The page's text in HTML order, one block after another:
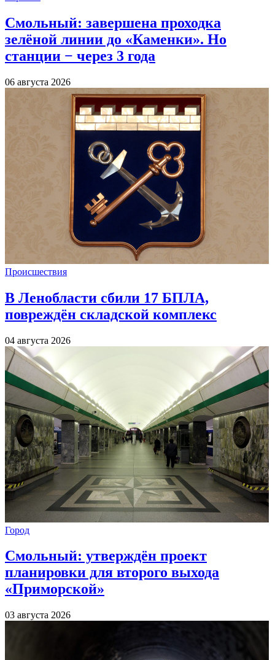
Смольный: завершена проходка
зелёной линии до «Каменки». Но
станции − через 3 года
06 августа 2026
Происшествия
В Ленобласти сбили 17 БПЛА,
повреждён складской комплекс
04 августа 2026
Город
Смольный: утверждён проект
планировки для второго выхода
«Приморской»
03 августа 2026